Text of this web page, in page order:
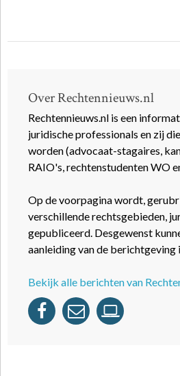
Over Rechtennieuws.nl
Rechtennieuws.nl is een
juridische professionals en zij
worden (advocaat-stagaires,
RAIO's, rechtenstudenten WO
Op de voorpagina wordt,
verschillende rechtsgebieden,
gepubliceerd. Desgewenst
aanleiding van de berichtgeving
Bekijk alle berichten van